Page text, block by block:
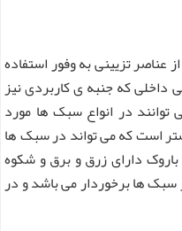
تزیینی به وفور استفاده
داخلی که جنبه ی کاربردی نیز
در انواع سبک ها مورد
است که می تواند در سبک ها
دارای زرق و برق و شکوه
ها برخوردار می باشد و در